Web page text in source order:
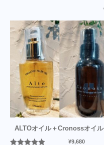
ALTOオイル＋Cronossオイル
¥9,680